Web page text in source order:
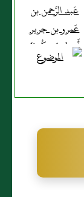
عَبد الرَّحمن بن
عَمرو بن جرير
أَبو زُرعَة، كُوفيٌّ